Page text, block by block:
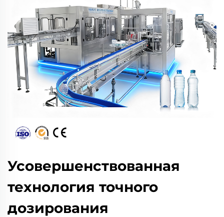
Усовершенствованная
технология точного
дозирования